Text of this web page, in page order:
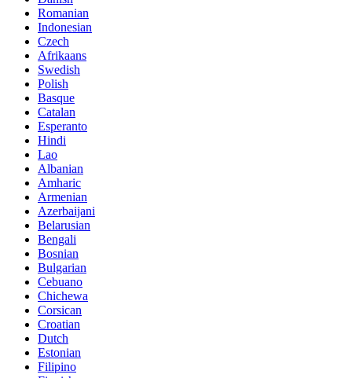
Romanian
Indonesian
Czech
Afrikaans
Swedish
Polish
Basque
Catalan
Esperanto
Hindi
Lao
Albanian
Amharic
Armenian
Azerbaijani
Belarusian
Bengali
Bosnian
Bulgarian
Cebuano
Chichewa
Corsican
Croatian
Dutch
Estonian
Filipino